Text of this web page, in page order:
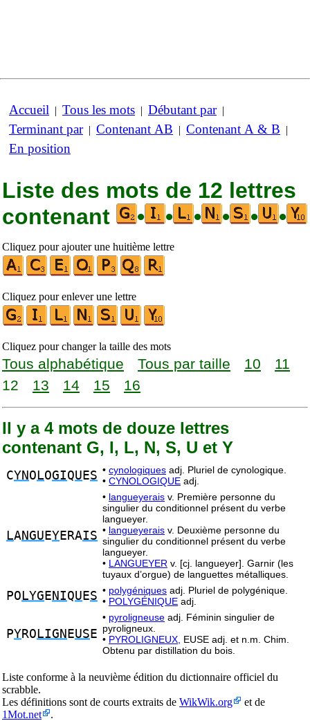
Accueil | Tous les mots | Débutant par|
Terminant par| Contenant AB | Contenant A & B |
En position
Liste des mots de 12 lettres
contenant
• • • • • •
Cliquez pour ajouter une huitième lettre
Cliquez pour enlever une lettre
Cliquez pour changer la taille des mots
Tous alphabétique Tous par taille 10
11
12
13 14 15 16
Il y a 4 mots de douze lettres
contenant G, I, L, N, S, U et Y
CYN O LOGIQU ES • cynologiques adj. Pluriel de cynologique.
• CYNOLOGIQUE adj.
LANGU EYERAIS
• langueyerais v. Première personne du
singulier du conditionnel présent du verbe
langueyer.
• langueyerais v. Deuxième personne du
singulier du conditionnel présent du verbe
langueyer.
• LANGUEYER v. [cj. langueyer]. Garnir (les
tuyaux d’orgue) de languettes métalliques.
PO LYG E NIQU ES • polygéniques adj. Pluriel de polygénique.
• POLYGÉNIQUE adj.
PYRO LIGN EUS E
• pyroligneuse adj. Féminin singulier de
pyroligneux.
• PYROLIGNEUX, EUSE adj. et n.m. Chim.
Obtenu par distillation du bois.
Liste conforme à la neuvième édition du dictionnaire officiel du
scrabble.
Les définitions sont de courts extraits de WikWik.org
et de
1Mot.net
.